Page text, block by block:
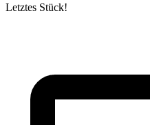
Letztes Stück!